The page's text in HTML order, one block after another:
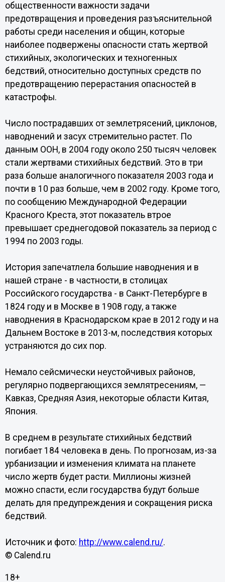
общественности важности задачи
предотвращения и проведения разъяснительной
работы среди населения и общин, которые
наиболее подвержены опасности стать жертвой
стихийных, экологических и техногенных
бедствий, относительно доступных средств по
предотвращению перерастания опасностей в
катастрофы.
Число пострадавших от землетрясений, циклонов,
наводнений и засух стремительно растет. По
данным ООН, в 2004 году около 250 тысяч человек
стали жертвами стихийных бедствий. Это в три
раза больше аналогичного показателя 2003 года и
почти в 10 раз больше, чем в 2002 году. Кроме того,
по сообщению Международной Федерации
Красного Креста, этот показатель втрое
превышает среднегодовой показатель за период с
1994 по 2003 годы.
История запечатлела большие наводнения и в
нашей стране - в частности, в столицах
Российского государства - в Санкт-Петербурге в
1824 году и в Москве в 1908 году, а также
наводнения в Краснодарском крае в 2012 году и на
Дальнем Востоке в 2013-м, последствия которых
устраняются до сих пор.
Немало сейсмически неустойчивых районов,
регулярно подвергающихся землятресениям, —
Кавказ, Средняя Азия, некоторые области Китая,
Япония.
В среднем в результате стихийных бедствий
погибает 184 человека в день. По прогнозам, из-за
урбанизации и изменения климата на планете
число жертв будет расти. Миллионы жизней
можно спасти, если государства будут больше
делать для предупреждения и сокращения риска
бедствий.
Источник и фото: http://www.calend.ru/.
© Calend.ru
18+